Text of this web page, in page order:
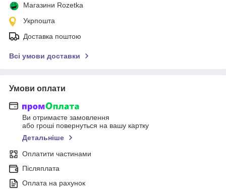
Магазини Rozetka
Укрпошта
Доставка поштою
Всі умови доставки
Умови оплати
Ви отримаєте замовлення
або гроші повернуться на вашу картку
Детальніше
Оплатити частинами
Післяплата
Оплата на рахунок